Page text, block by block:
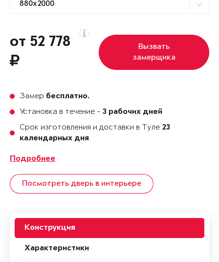
от 52 778
Вызвать
замерщика
Замер бесплатно.
Установка в течение - 3 рабочих дней
Срок изготовления и доставки в Туле 23
календарных дня.
Подробнее
Посмотреть дверь в интерьере
Конструкция
Характеристики